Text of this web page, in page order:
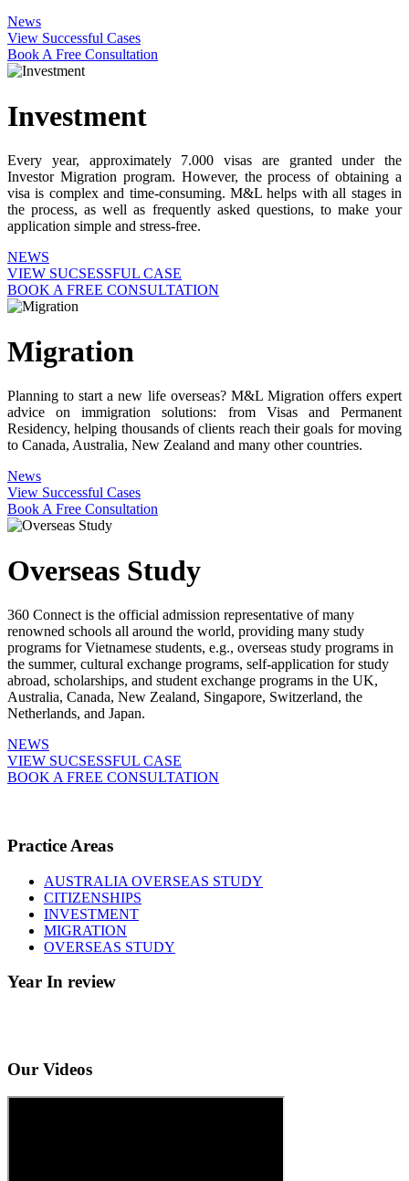
News
View Successful Cases
Book A Free Consultation
Investment
Every year, approximately 7.000 visas are granted under the
Investor Migration program. However, the process of obtaining a
visa is complex and time-consuming. M&L helps with all stages in
the process, as well as frequently asked questions, to make your
application simple and stress-free.
NEWS
VIEW SUCSESSFUL CASE
BOOK A FREE CONSULTATION
Migration
Planning to start a new life overseas? M&L Migration offers expert
advice on immigration solutions: from Visas and Permanent
Residency, helping thousands of clients reach their goals for moving
to Canada, Australia, New Zealand and many other countries.
News
View Successful Cases
Book A Free Consultation
Overseas Study
360 Connect is the official admission representative of many
renowned schools all around the world, providing many study
programs for Vietnamese students, e.g., overseas study programs in
the summer, cultural exchange programs, self-application for study
abroad, scholarships, and student exchange programs in the UK,
Australia, Canada, New Zealand, Singapore, Switzerland, the
Netherlands, and Japan.
NEWS
VIEW SUCSESSFUL CASE
BOOK A FREE CONSULTATION
Practice Areas
AUSTRALIA OVERSEAS STUDY
CITIZENSHIPS
INVESTMENT
MIGRATION
OVERSEAS STUDY
Year In review
Our Videos